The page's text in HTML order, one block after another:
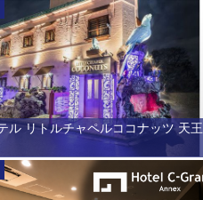
ル リトルチャペルココナッツ 天王